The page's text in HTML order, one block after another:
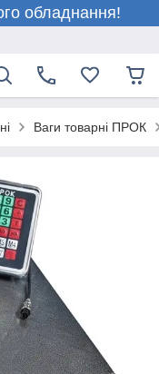
обладнання!
Ваги товарні ПРОК